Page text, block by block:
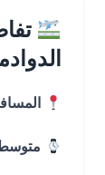
الدوادمي
المسافة
متوسط مدة